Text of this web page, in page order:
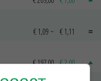
€ 1,09 ~ € 1,11
€ 197,00 € 2,00